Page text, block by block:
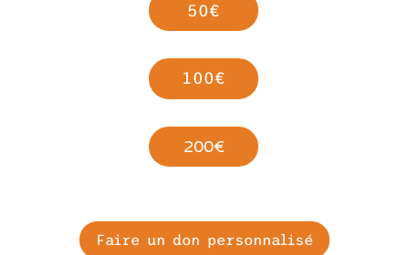
50€
100€
200€
Faire un don personnalisé